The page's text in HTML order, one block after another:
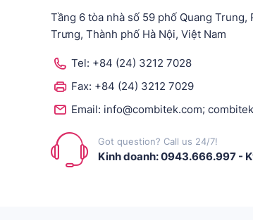
Tầng 6 tòa nhà số 59 phố Quang Trung,
Trưng, Thành phố Hà Nội, Việt Nam
Tel: +84 (24) 3212 7028
Fax: +84 (24) 3212 7029
Email: info@combitek.com;
Got question? Call us 24/7!
Kinh doanh: 0943.666.997 -